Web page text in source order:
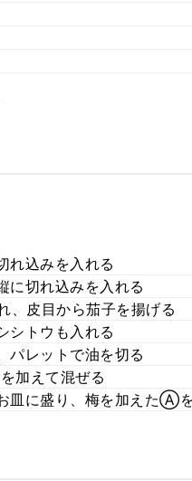
れ込みを入れる
に切れ込みを入れる
、皮目から茄子を揚げる
シトウも入れる
パレットで油を切る
加えて混ぜる
皿に盛り、梅を加えたⒶ